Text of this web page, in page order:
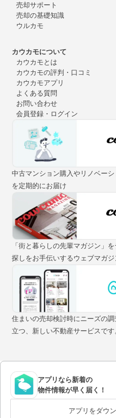
売却サポート
売却の基礎知識
ウルカモ
カウカモについて
カウカモとは
カウカモの評判・口コミ
カウカモアプリ
よくある質問
お問い合わせ
会員登録・ログイン
中古マンション購入やリノベー
を定期的にお届け
「街と暮らしの先輩マガジン」
探しをお手伝いするウェブマガジ
住まいの売却検討時にニーズの
立つ、新しい不動産サービスです
アプリなら新着の
物件情報が早く届く！
アプリをダウ